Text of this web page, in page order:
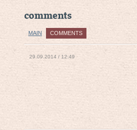
comments
MAIN COMMENTS
29.09.2014 / 12:49